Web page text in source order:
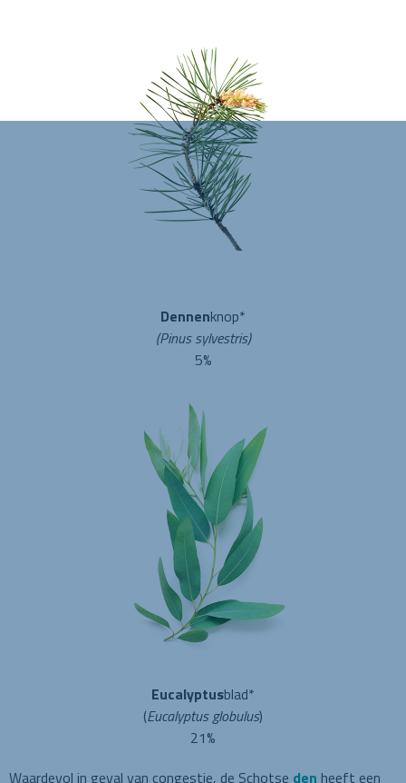
Dennenknop*
(Pinus sylvestris)
5%
Eucalyptusblad*
(Eucalyptus globulus)
21%
Waardevol in geval van congestie, de Schotse den heeft een